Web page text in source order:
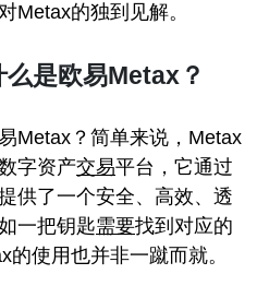
Metax的独到见解。
是欧易Metax？
Metax？简单来说，Metax
字资产交易平台，它通过
供了一个安全、高效、透
一把钥匙需要找到对应的
使用也并非一蹴而就。